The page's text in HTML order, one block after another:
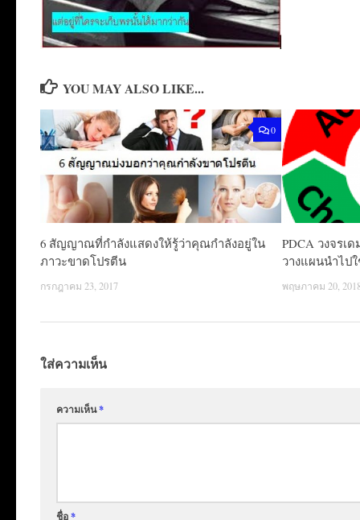
YOU MAY ALSO LIKE...
0
6 สัญญาณที่กำลังแสดงให้รู้ว่าคุณกำลังอยู่ใน
ภาวะขาดโปรตีน
กรกฎาคม 23, 2017
PDCA วงจรเ
วางแผนนำไ
พฤษภาคม 20,
ใส่ความเห็น
ความเห็น*
ชื่อ*